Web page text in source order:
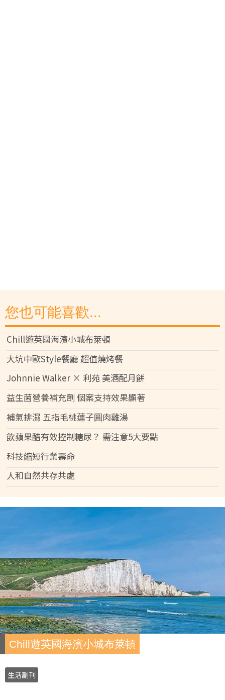
您也可能喜歡...
Chill遊英國海濱小城布萊頓
大坑中歐Style餐廳 超值燒烤餐
Johnnie Walker × 利苑 美酒配月餅
益生菌營養補充劑 個案支持效果顯著
補氣排濕 五指毛桃蓮子圓肉雞湯
飲蘋果醋有效控制糖尿？ 需注意5大要點
科技縮短行業壽命
人和自然共存共處
Chill遊英國海濱小城布萊頓
生活副刊